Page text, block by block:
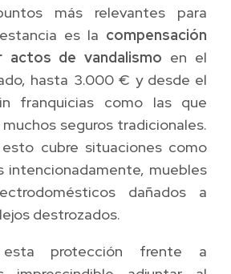
más relevantes para
es la compensación
actos de vandalismo en el
hasta 3.000 € y desde el
franquicias como las que
seguros tradicionales.
cubre situaciones como
intencionadamente, muebles
dañados a
destrozados.
protección frente a